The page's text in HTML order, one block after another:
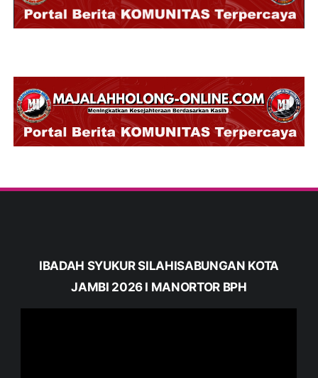
IBADAH SYUKUR SILAHISABUNGAN KOTA
JAMBI 2026 I MANORTOR BPH